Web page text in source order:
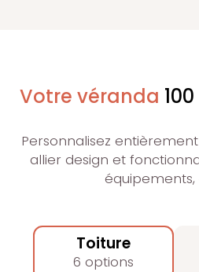
Votre véranda
Personnalisez
allier design et
équipements,
Toiture
6 options